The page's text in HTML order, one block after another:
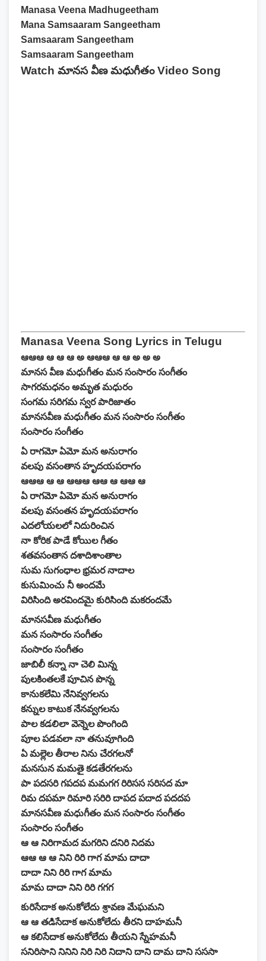
Manasa Veena Madhugeetham
Mana Samsaaram Sangeetham
Samsaaram Sangeetham
Samsaaram Sangeetham
Watch మానస వీణ మధుగీతం Video Song
Manasa Veena Song Lyrics in Telugu
ఆఆఆ ఆ ఆ ఆ అ ఆఆఆ ఆ ఆ అ అ అ
మానస వీణ మధుగీతం మన సంసారం సంగీతం
సాగరమధనం అమృత మధురం
సంగమ సరిగమ స్వర పారిజాతం
మానసవీణ మధుగీతం మన సంసారం సంగీతం
సంసారం సంగీతం
ఏ రాగమో ఏమో మన అనురాగం
వలపు వసంతాన హృదయపరాగం
ఆఆఆ ఆ ఆ ఆఆఆ ఆఆ ఆ ఆఆ ఆ
ఏ రాగమో ఏమో మన అనురాగం
వలపు వసంతన హృదయపరాగం
ఎదలోయలలో నిదురించిన
నా కోరిక పాడే కోయిల గీతం
శతవసంతాన దశాదిశాంతాల
సుమ సుగంధాల భ్రమర నాదాల
కుసుమించు నీ అందమే
విరిసింది అరవిందమై కురిసింది మకరందమే
మానసవీణ మధుగీతం
మన సంసారం సంగీతం
సంసారం సంగీతం
జాబిలీ కన్నా నా చెలి మిన్న
పులకింతలకే పూచిన పొన్న
కానుకలేమి నేనివ్వగలను
కన్నుల కాటుక నేనవ్వగలను
పాల కడలిలా వెన్నెల పొంగింది
పూల పడవలా నా తనువూగింది
ఏ మల్లెల తీరాల నిను చేరగలనో
మనసున మమతై కడతేరగలను
పా పదసరి గపదప మమగగ రిరిసస సరిసద మా
రిమ దపమా రిమారి సరిరి దాపద పదాద పదదప
మానసవీణ మధుగీతం మన సంసారం సంగీతం
సంసారం సంగీతం
ఆ ఆ నిరిగామద మగరిని దనిరి నిదమ
ఆఆ ఆ ఆ నిని రిరి గాగ మామ దాదా
దాదా నిని రిరి గాగ మామ
మామ దాదా నిని రిరి గగగ
కురిసేదాక అనుకోలేదు శ్రావణ మేఘమని
ఆ ఆ తడిసేదాక అనుకోలేదు తీరని దాహమనీ
ఆ కలిసేదాక అనుకోలేదు తీయని స్నేహమనీ
సనిరిసాని నినిని నిరి నిరి నిదాని దాని దామ దాని సససా